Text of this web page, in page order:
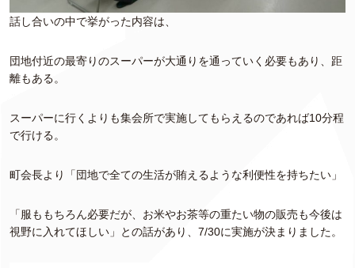
話し合いの中で挙がった内容は、
団地付近の最寄りのスーパーが大通りを通っていく必要もあり、距
離もある。
スーパーに行くよりも集会所で実施してもらえるのであれば10分程
で行ける。
町会長より「団地で全ての生活が賄えるような利便性を持ちたい」
「服ももちろん必要だが、お米やお茶等の重たい物の販売も今後は
視野に入れてほしい」との話があり、7/30に実施が決まりました。